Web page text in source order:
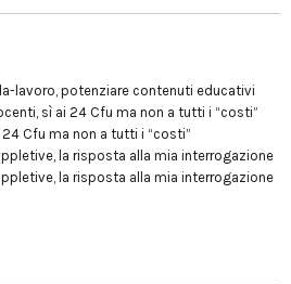
lavoro, potenziare contenuti educativi
sì ai 24 Cfu ma non a tutti i “costi”
Cfu ma non a tutti i “costi”
la risposta alla mia interrogazione
la risposta alla mia interrogazione